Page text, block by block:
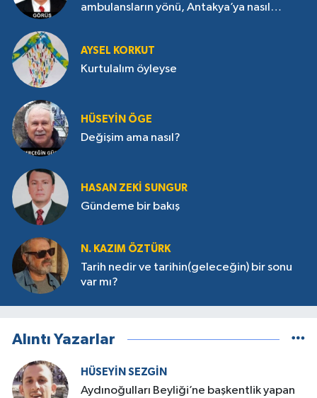
ambulansların yönü, Antakya’ya nasıl
AYSEL KORKUT
Kurtulalım öyleyse
HÜSEYIN ÖGE
Değişim ama nasıl?
HASAN ZEKI SUNGUR
Gündeme bir bakış
N. KAZIM ÖZTÜRK
Tarih nedir ve tarihin(geleceğin) bir sonu
var mı?
Alıntı Yazarlar
HÜSEYIN SEZGIN
Aydınoğulları Beyliği’ne başkentlik yapan